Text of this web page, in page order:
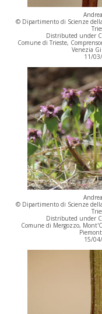
© Dipartimento di Scienze
Distributed under
Comune di Trieste,
Venezia
11/
© Dipartimento di Scienze
Distributed under
Comune di Mergozzo,
15/